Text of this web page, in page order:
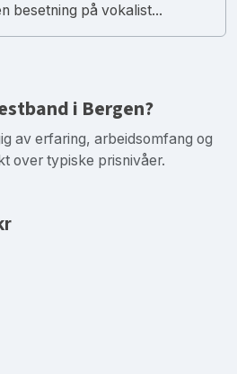
besetning på vokalist...
i Bergen?
av erfaring, arbeidsomfang og
over typiske prisnivåer.